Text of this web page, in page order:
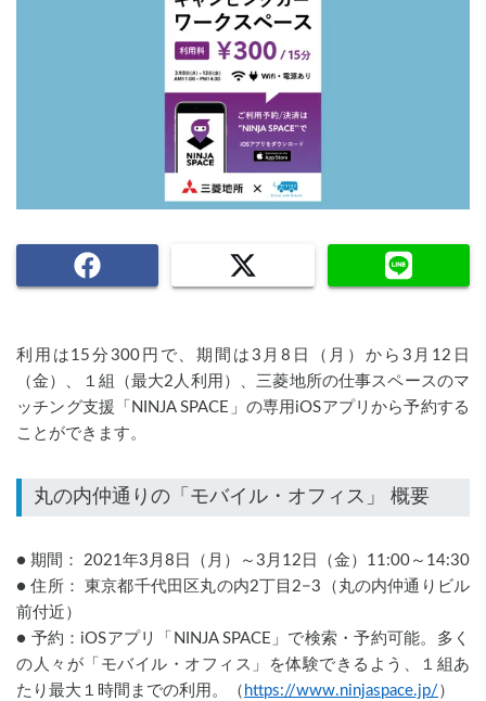
利用は15分300円で、期間は3月8日（月）から3月12日
（金）、１組（最大2人利用）、三菱地所の仕事スペースのマ
ッチング支援「NINJA SPACE」の専用iOSアプリから予約する
ことができます。
● 期間： 2021年3月8日（月）～3月12日（金）11:00～14:30
● 住所： 東京都千代田区丸の内2丁目2−3（丸の内仲通りビル
前付近）
● 予約：iOSアプリ「NINJA SPACE」で検索・予約可能。多く
の人々が「モバイル・オフィス」を体験できるよう、１組あ
たり最大１時間までの利用。（ https://www.ninjaspace.jp/ ）